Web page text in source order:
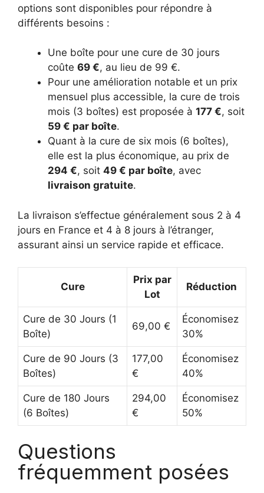
options sont disponibles pour répondre à
différents besoins :
Une boîte pour une cure de 30 jours
coûte 69 €, au lieu de 99 €.
Pour une amélioration notable et un prix
mensuel plus accessible, la cure de trois
mois (3 boîtes) est proposée à 177 €, soit
59 € par boîte.
Quant à la cure de six mois (6 boîtes),
elle est la plus économique, au prix de
294 €, soit 49 € par boîte, avec
livraison gratuite.
La livraison s’effectue généralement sous 2 à 4
jours en France et 4 à 8 jours à l’étranger,
assurant ainsi un service rapide et efficace.
Cure
Prix par
Lot
Réduction
Cure de 30 Jours (1
Boîte)
69,00 €
Économisez
30%
Cure de 90 Jours (3
Boîtes)
177,00
€
Économisez
40%
Cure de 180 Jours
(6 Boîtes)
294,00
€
Économisez
50%
Questions
fréquemment posées